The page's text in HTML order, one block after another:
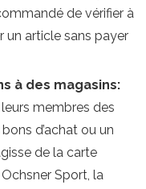
de vérifier à
un article sans payer
à des magasins:
membres des
d’achat ou un
de la carte
Sport, la